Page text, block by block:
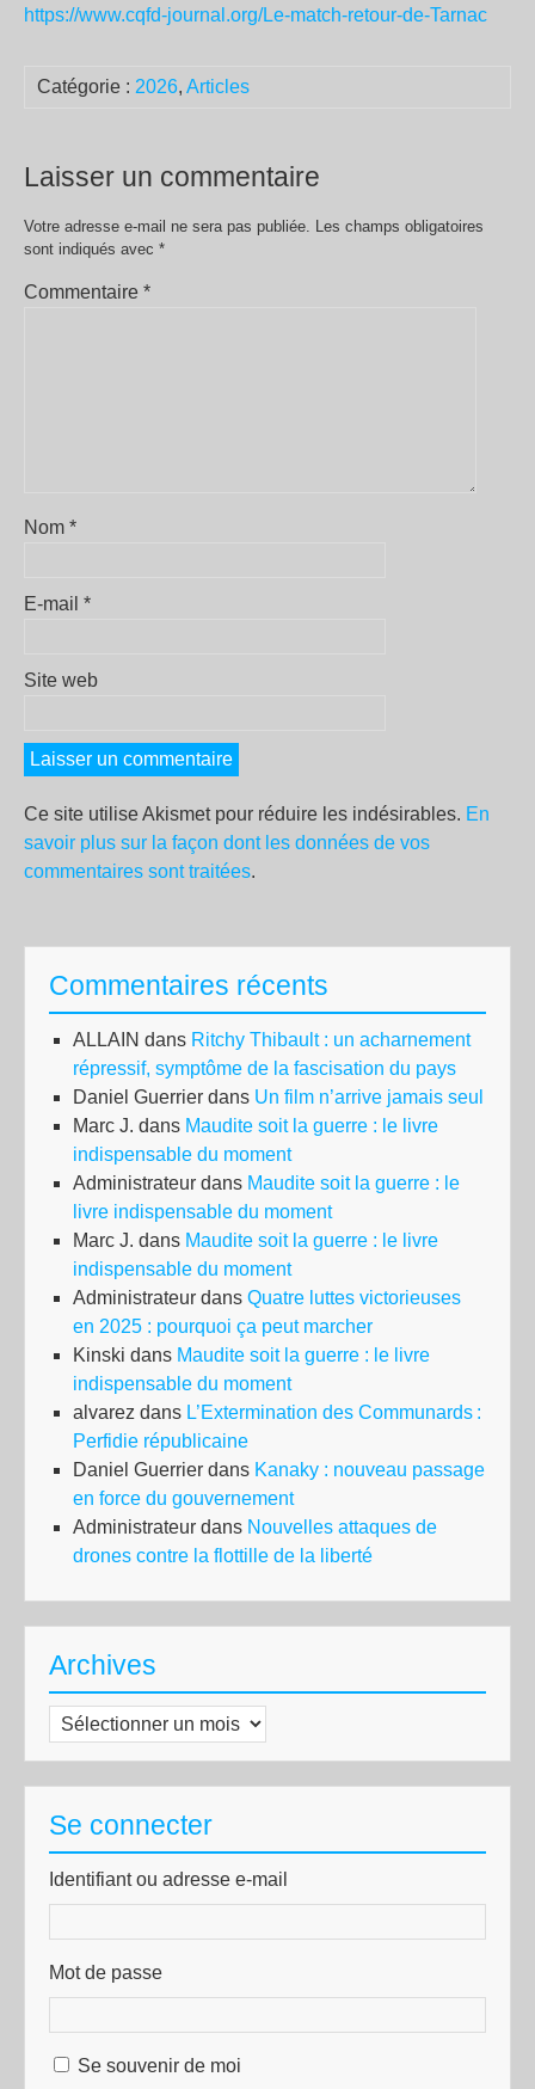
https://www.cqfd-journal.org/Le-match-retour-de-Tarnac
Catégorie : 2026, Articles
Laisser un commentaire
Votre adresse e-mail ne sera pas publiée.
Les champs obligatoires
sont indiqués avec *
Commentaire *
Nom *
E-mail *
Site web
Ce site utilise Akismet pour réduire les indésirables. En
savoir plus sur la façon dont les données de vos
commentaires sont traitées.
Commentaires récents
ALLAIN dans Ritchy Thibault : un acharnement
répressif, symptôme de la fascisation du pays
Daniel Guerrier dans Un film n’arrive jamais seul
Marc J. dans Maudite soit la guerre : le livre
indispensable du moment
Administrateur dans Maudite soit la guerre : le
livre indispensable du moment
Marc J. dans Maudite soit la guerre : le livre
indispensable du moment
Administrateur dans Quatre luttes victorieuses
en 2025 : pourquoi ça peut marcher
Kinski dans Maudite soit la guerre : le livre
indispensable du moment
alvarez dans L’Extermination des Communards :
Perfidie républicaine
Daniel Guerrier dans Kanaky : nouveau passage
en force du gouvernement
Administrateur dans Nouvelles attaques de
drones contre la flottille de la liberté
Archives
Archives
Se connecter
Identifiant ou adresse e-mail
Mot de passe
Se souvenir de moi